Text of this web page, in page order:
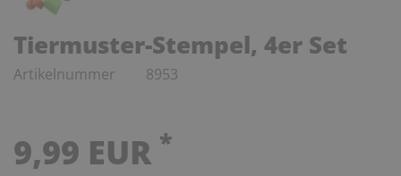
Tiermuster-Stempel, 4er Set
Artikelnummer 8953
9,99 EUR *